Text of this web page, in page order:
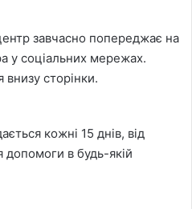
завчасно попереджає на
у соціальних мережах.
внизу сторінки.
кожні 15 днів, від
в будь-якій